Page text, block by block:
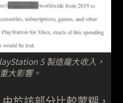
5 製造龐大收入，
大影響。